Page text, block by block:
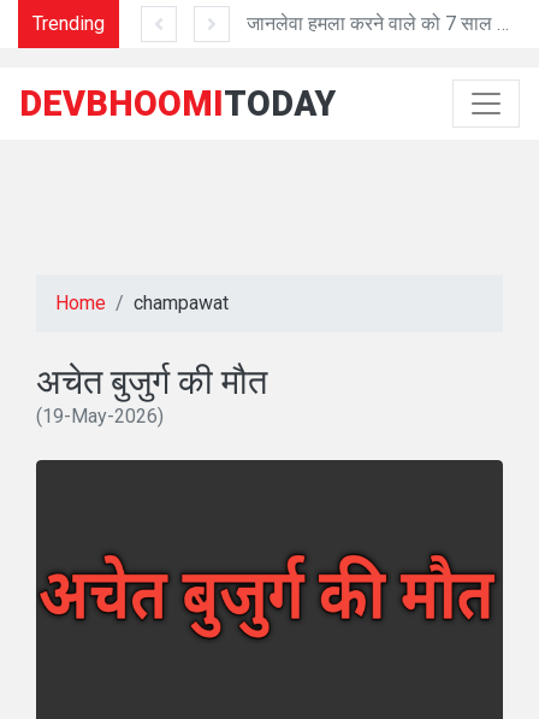
Trending जानलेवा हमला करने वाले को 7 साल की सजा
DEVBHOOMITODAY
Home champawat
अचेत बुजुर्ग की मौत
(19-May-2026)